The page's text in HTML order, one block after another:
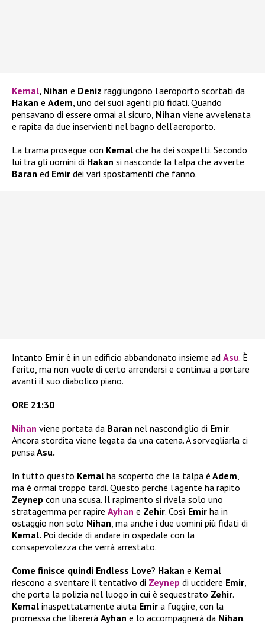
Kemal, Nihan e Deniz raggiungono l’aeroporto scortati da
Hakan e Adem, uno dei suoi agenti più fidati. Quando
pensavano di essere ormai al sicuro, Nihan viene avvelenata
e rapita da due inservienti nel bagno dell’aeroporto.
La trama prosegue con Kemal che ha dei sospetti. Secondo
lui tra gli uomini di Hakan si nasconde la talpa che avverte
Baran ed Emir dei vari spostamenti che fanno.
Intanto Emir è in un edificio abbandonato insieme ad Asu. È
ferito, ma non vuole di certo arrendersi e continua a portare
avanti il suo diabolico piano.
ORE 21:30
Nihan viene portata da Baran nel nascondiglio di Emir.
Ancora stordita viene legata da una catena. A sorvegliarla ci
pensaAsu.
In tutto questo Kemal ha scoperto che la talpa è Adem,
ma è ormai troppo tardi. Questo perché l’agente ha rapito
Zeynep con una scusa. Il rapimento si rivela solo uno
stratagemma per rapire Ayhan e Zehir. Così Emir ha in
ostaggio non solo Nihan, ma anche i due uomini più fidati di
Kemal. Poi decide di andare in ospedale con la
consapevolezza che verrà arrestato.
Come finisce quindi Endless Love? Hakan e Kemal
riescono a sventare il tentativo di Zeynep di uccidere Emir,
che porta la polizia nel luogo in cui è sequestrato Zehir.
Kemal inaspettatamente aiuta Emir a fuggire, con la
promessa che libererà Ayhan e lo accompagnerà da Nihan.